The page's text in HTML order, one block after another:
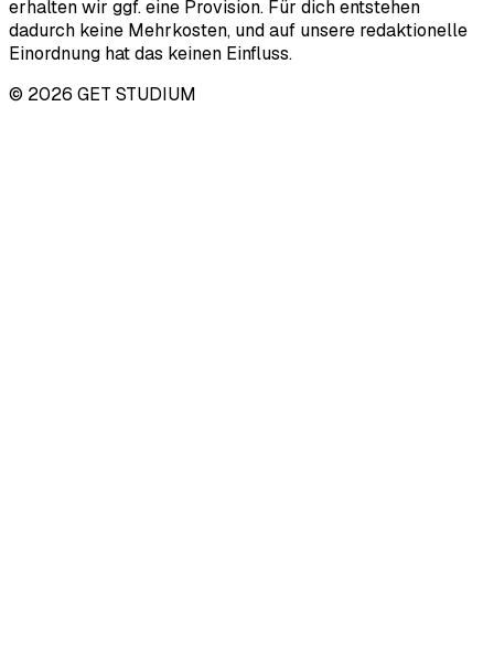
erhalten wir ggf. eine Provision. Für dich entstehen
dadurch keine Mehrkosten, und auf unsere redaktionelle
Einordnung hat das keinen Einfluss.
© 2026 GET STUDIUM